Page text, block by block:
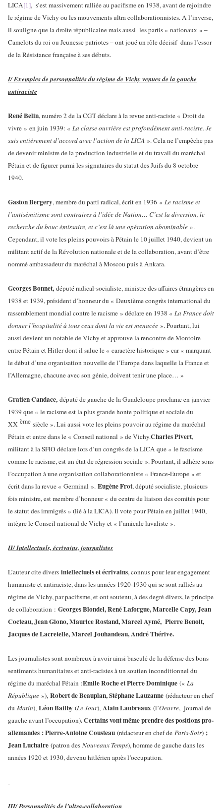
LICA[1], s’est massivement ralliée au pacifisme en 1938, avant de rejoindre
le régime de Vichy ou les mouvements ultra collaborationnistes. A l’inverse,
il souligne que la droite républicaine mais aussi les partis « nationaux » –
Camelots du roi ou Jeunesse patriotes – ont joué un rôle décisif dans l’essor
de la Résistance française à ses débuts.
I/ Exemples de personnalités du régime de Vichy venues de la gauche
antiraciste
René Belin, numéro 2 de la CGT déclare à la revue anti-raciste « Droit de
vivre » en juin 1939: « La classe ouvrière est profondément anti-raciste. Je
suis entièrement d’accord avec l’action de la LICA ». Cela ne l’empêche pas
de devenir ministre de la production industrielle et du travail du maréchal
Pétain et de figurer parmi les signataires du statut des Juifs du 8 octobre
1940.
Gaston Bergery, membre du parti radical, écrit en 1936 « Le racisme et
l’antisémitisme sont contraires à l’idée de Nation… C’est la diversion, le
recherche du bouc émissaire, et c’est là une opération abominable ».
Cependant, il vote les pleins pouvoirs à Pétain le 10 juillet 1940, devient un
militant actif de la Révolution nationale et de la collaboration, avant d’être
nommé ambassadeur du maréchal à Moscou puis à Ankara.
Georges Bonnet, député radical-socialiste, ministre des affaires étrangères en
1938 et 1939, président d’honneur du « Deuxième congrès international du
rassemblement mondial contre le racisme » déclare en 1938 « La France doit
donner l’hospitalité à tous ceux dont la vie est menacée ». Pourtant, lui
aussi devient un notable de Vichy et approuve la rencontre de Montoire
entre Pétain et Hitler dont il salue le « caractère historique » car « marquant
le début d’une organisation nouvelle de l’Europe dans laquelle la France et
l’Allemagne, chacune avec son génie, doivent tenir une place… »
Gratien Candace, député de gauche de la Guadeloupe proclame en janvier
1939 que « le racisme est la plus grande honte politique et sociale du
XX ème siècle ». Lui aussi vote les pleins pouvoir au régime du maréchal
Pétain et entre dans le « Conseil national » de Vichy.Charles Pivert,
militant à la SFIO déclare lors d’un congrès de la LICA que « le fascisme
comme le racisme, est un état de régression sociale ». Pourtant, il adhère sons
l’occupation à une organisation collaborationniste « France-Europe » et
écrit dans la revue « Germinal ». Eugène Frot, député socialiste, plusieurs
fois ministre, est membre d’honneur « du centre de liaison des comités pour
le statut des immigrés » (lié à la LICA). Il vote pour Pétain en juillet 1940,
intègre le Conseil national de Vichy et « l’amicale lavaliste ».
II/ Intellectuels, écrivains, journalistes
L’auteur cite divers intellectuels et écrivains, connus pour leur engagement
humaniste et antiraciste, dans les années 1920-1930 qui se sont ralliés au
régime de Vichy, par pacifisme, et ont soutenu, à des degré divers, le principe
de collaboration : Georges Blondel, René Laforgue, Marcelle Capy, Jean
Cocteau, Jean Giono, Maurice Rostand, Marcel Aymé, Pierre Benoit,
Jacques de Lacretelle, Marcel Jouhandeau, André Thérive.
Les journalistes sont nombreux à avoir ainsi basculé de la défense des bons
sentiments humanitaires et anti-racistes à un soutien inconditionnel du
régime du maréchal Pétain :Emile Roche et Pierre Dominique (« La
République »), Robert de Beauplan, Stéphane Lauzanne (rédacteur en chef
du Matin), Léon Bailby (Le Jour), Alain Laubreaux (l’Oeuvre, journal de
gauche avant l’occupation). Certains vont même prendre des positions pro-
allemandes : Pierre-Antoine Cousteau (rédacteur en chef de Paris-Soir) ;
Jean Luchaire (patron des Nouveaux Temps), homme de gauche dans les
années 1920 et 1930, devenu hitlérien après l’occupation.
III/ Personnalités de l’ultra-collaboration